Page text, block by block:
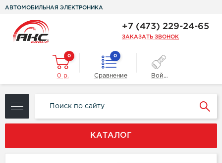
АВТОМОБИЛЬНАЯ ЭЛЕКТРОНИКА
+7 (473) 229-24-65
ЗАКАЗАТЬ ЗВОНОК
0
0 р.
0
Сравнение Войти
КАТАЛОГ